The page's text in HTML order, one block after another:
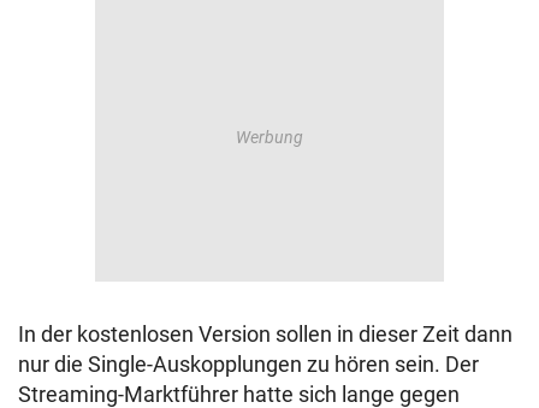
In der kostenlosen Version sollen in dieser Zeit dann
nur die Single-Auskopplungen zu hören sein. Der
Streaming-Marktführer hatte sich lange gegen